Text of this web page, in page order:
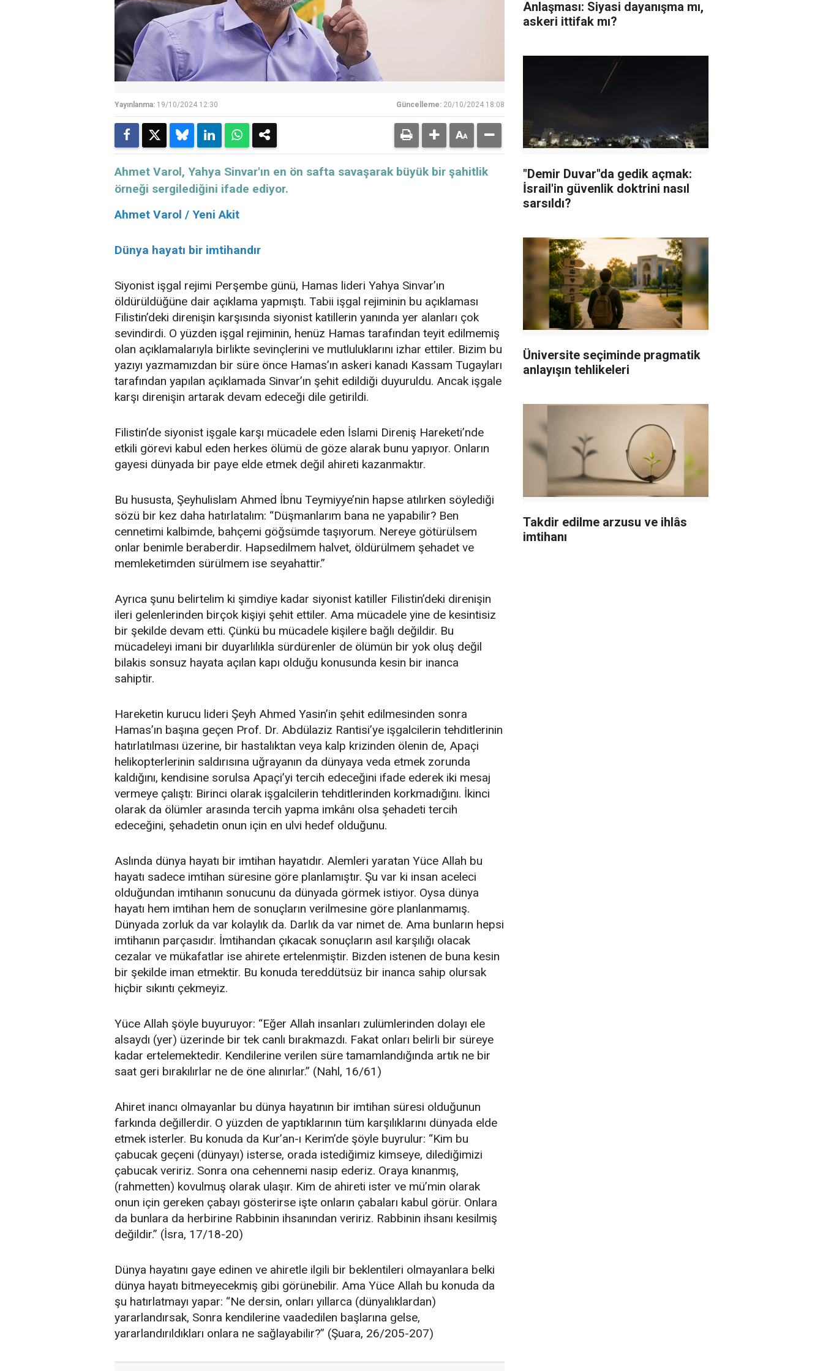
Yayınlanma: 19/10/2024 12:30 Güncelleme: 20/10/2024 18:08
Ahmet Varol, Yahya Sinvar'ın en ön safta savaşarak büyük bir şahitlik
örneği sergilediğini ifade ediyor.
Ahmet Varol / Yeni Akit
Dünya hayatı bir imtihandır
Siyonist işgal rejimi Perşembe günü, Hamas lideri Yahya Sinvar’ın
öldürüldüğüne dair açıklama yapmıştı. Tabii işgal rejiminin bu açıklaması
Filistin’deki direnişin karşısında siyonist katillerin yanında yer alanları çok
sevindirdi. O yüzden işgal rejiminin, henüz Hamas tarafından teyit edilmemiş
olan açıklamalarıyla birlikte sevinçlerini ve mutluluklarını izhar ettiler. Bizim bu
yazıyı yazmamızdan bir süre önce Hamas’ın askeri kanadı Kassam Tugayları
tarafından yapılan açıklamada Sinvar’ın şehit edildiği duyuruldu. Ancak işgale
karşı direnişin artarak devam edeceği dile getirildi.
Filistin’de siyonist işgale karşı mücadele eden İslami Direniş Hareketi’nde
etkili görevi kabul eden herkes ölümü de göze alarak bunu yapıyor. Onların
gayesi dünyada bir paye elde etmek değil ahireti kazanmaktır.
Bu hususta, Şeyhulislam Ahmed İbnu Teymiyye’nin hapse atılırken söylediği
sözü bir kez daha hatırlatalım: “Düşmanlarım bana ne yapabilir? Ben
cennetimi kalbimde, bahçemi göğsümde taşıyorum. Nereye götürülsem
onlar benimle beraberdir. Hapsedilmem halvet, öldürülmem şehadet ve
memleketimden sürülmem ise seyahattir.”
Ayrıca şunu belirtelim ki şimdiye kadar siyonist katiller Filistin’deki direnişin
ileri gelenlerinden birçok kişiyi şehit ettiler. Ama mücadele yine de kesintisiz
bir şekilde devam etti. Çünkü bu mücadele kişilere bağlı değildir. Bu
mücadeleyi imani bir duyarlılıkla sürdürenler de ölümün bir yok oluş değil
bilakis sonsuz hayata açılan kapı olduğu konusunda kesin bir inanca
sahiptir.
Hareketin kurucu lideri Şeyh Ahmed Yasin’in şehit edilmesinden sonra
Hamas’ın başına geçen Prof. Dr. Abdülaziz Rantisi’ye işgalcilerin tehditlerinin
hatırlatılması üzerine, bir hastalıktan veya kalp krizinden ölenin de, Apaçi
helikopterlerinin saldırısına uğrayanın da dünyaya veda etmek zorunda
kaldığını, kendisine sorulsa Apaçi’yi tercih edeceğini ifade ederek iki mesaj
vermeye çalıştı: Birinci olarak işgalcilerin tehditlerinden korkmadığını. İkinci
olarak da ölümler arasında tercih yapma imkânı olsa şehadeti tercih
edeceğini, şehadetin onun için en ulvi hedef olduğunu.
Aslında dünya hayatı bir imtihan hayatıdır. Alemleri yaratan Yüce Allah bu
hayatı sadece imtihan süresine göre planlamıştır. Şu var ki insan aceleci
olduğundan imtihanın sonucunu da dünyada görmek istiyor. Oysa dünya
hayatı hem imtihan hem de sonuçların verilmesine göre planlanmamış.
Dünyada zorluk da var kolaylık da. Darlık da var nimet de. Ama bunların hepsi
imtihanın parçasıdır. İmtihandan çıkacak sonuçların asıl karşılığı olacak
cezalar ve mükafatlar ise ahirete ertelenmiştir. Bizden istenen de buna kesin
bir şekilde iman etmektir. Bu konuda tereddütsüz bir inanca sahip olursak
hiçbir sıkıntı çekmeyiz.
Yüce Allah şöyle buyuruyor: “Eğer Allah insanları zulümlerinden dolayı ele
alsaydı (yer) üzerinde bir tek canlı bırakmazdı. Fakat onları belirli bir süreye
kadar ertelemektedir. Kendilerine verilen süre tamamlandığında artık ne bir
saat geri bırakılırlar ne de öne alınırlar.” (Nahl, 16/61)
Ahiret inancı olmayanlar bu dünya hayatının bir imtihan süresi olduğunun
farkında değillerdir. O yüzden de yaptıklarının tüm karşılıklarını dünyada elde
etmek isterler. Bu konuda da Kur’an-ı Kerim’de şöyle buyrulur: “Kim bu
çabucak geçeni (dünyayı) isterse, orada istediğimiz kimseye, dilediğimizi
çabucak veririz. Sonra ona cehennemi nasip ederiz. Oraya kınanmış,
(rahmetten) kovulmuş olarak ulaşır. Kim de ahireti ister ve mü’min olarak
onun için gereken çabayı gösterirse işte onların çabaları kabul görür. Onlara
da bunlara da herbirine Rabbinin ihsanından veririz. Rabbinin ihsanı kesilmiş
değildir.” (İsra, 17/18-20)
Dünya hayatını gaye edinen ve ahiretle ilgili bir beklentileri olmayanlara belki
dünya hayatı bitmeyecekmiş gibi görünebilir. Ama Yüce Allah bu konuda da
şu hatırlatmayı yapar: “Ne dersin, onları yıllarca (dünyalıklardan)
yararlandırsak, Sonra kendilerine vaadedilen başlarına gelse,
yararlandırıldıkları onlara ne sağlayabilir?” (Şuara, 26/205-207)
Anlaşması: Siyasi dayanışma mı,
askeri ittifak mı?
"Demir Duvar"da gedik açmak:
İsrail'in güvenlik doktrini nasıl
sarsıldı?
Üniversite seçiminde pragmatik
anlayışın tehlikeleri
Takdir edilme arzusu ve ihlâs
imtihanı